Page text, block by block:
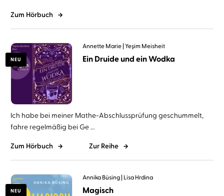
Zum Hörbuch
NEU
Annette Marie Yeşim Meisheit
Ein Druide und ein Wodka
Ich habe bei meiner Mathe-Abschlussprüfung geschummelt,
fahre regelmäßig bei Ge ...
Zum Hörbuch Zur Reihe
NEU
Annika Büsing Lisa Hrdina
Magisch